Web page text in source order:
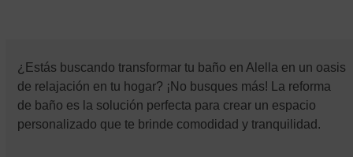
¿Estás buscando transformar tu baño en Alella en un oasis
de relajación en tu hogar? ¡No busques más! La reforma
de baño es la solución perfecta para crear un espacio
personalizado que te brinde comodidad y tranquilidad.